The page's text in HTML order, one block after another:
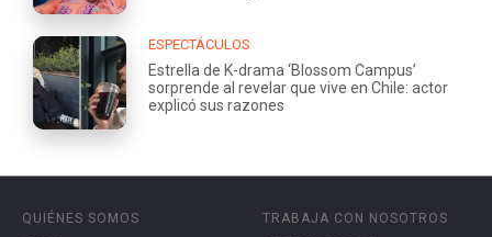
ESPECTÁCULOS
Estrella de K-drama ‘Blossom Campus’
sorprende al revelar que vive en Chile: actor
explicó sus razones
QUIÉNES SOMOS
TRABAJA CON NOSOTROS